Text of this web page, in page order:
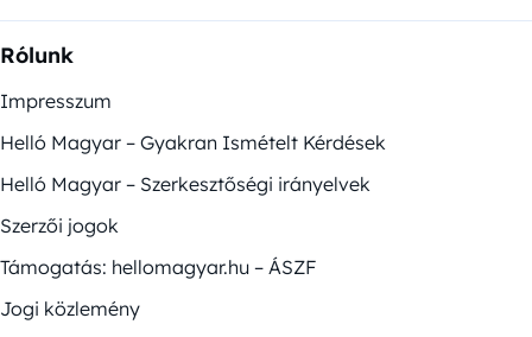
Rólunk
Impresszum
Helló Magyar – Gyakran Ismételt Kérdések
Helló Magyar – Szerkesztőségi irányelvek
Szerzői jogok
Támogatás: hellomagyar.hu – ÁSZF
Jogi közlemény